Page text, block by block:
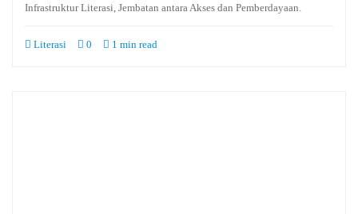
Infrastruktur Literasi, Jembatan antara Akses dan Pemberdayaan.
Literasi 0 1 min read